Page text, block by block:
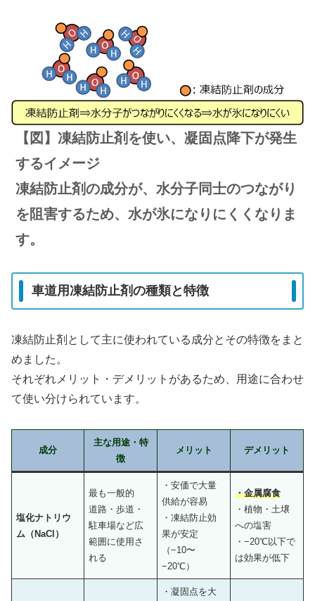
【図】凍結防止剤を使い、 凝固点降下が発生
するイメージ
凍結防止剤の成分が、水分子同士のつながり
を阻害するため、水が氷になりにくくなりま
す。
車道用凍結防止剤の種類と特徴
凍結防止剤として主に使われている成分とその特徴をまと
めました。
それぞれメリット・デメリットがあるため、用途に合わせ
て使い分けられています。
成分
主な用途・特
徴
メリット デメリット
塩化ナトリウ
ム（NaCl）
最も一般的
道路・歩道・
駐車場など広
範囲に使用さ
れる
・安価で大量
供給が容易
・凍結防止効
果が安定
（−10〜
−20℃）
・金属腐食
・植物・土壌
への塩害
・−20℃以下で
は効果が低下
・凝固点を大